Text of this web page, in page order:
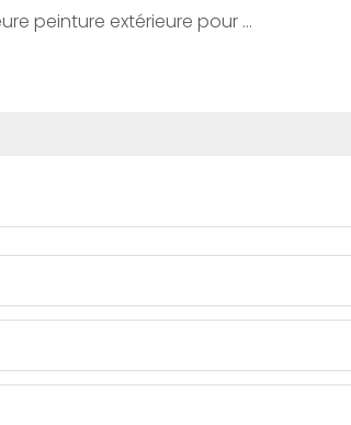
Quelle est la meilleure peinture extérieure pour les foyers et les chimeneas?